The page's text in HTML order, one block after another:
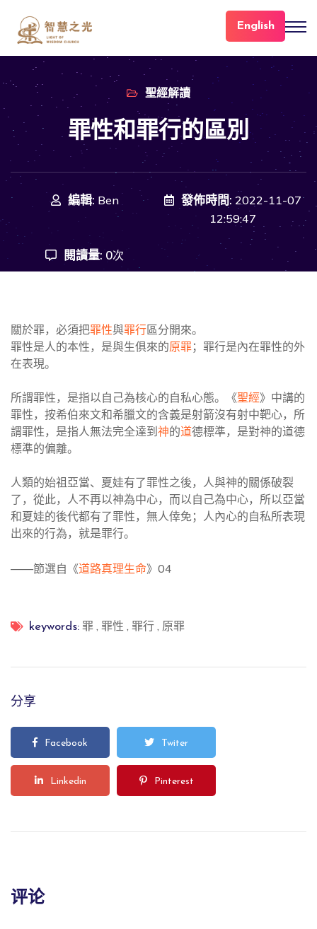
English
聖經解讀
罪性和罪行的區別
編輯: Ben 發佈時間: 2022-11-07
12:59:47
閱讀量: 0次
關於罪，必須把罪性與罪行區分開來。
罪性是人的本性，是與生俱來的原罪；罪行是內在罪性的外
在表現。
所謂罪性，是指以自己為核心的自私心態。《聖經》中講的
罪性，按希伯來文和希臘文的含義是射箭沒有射中靶心，所
謂罪性，是指人無法完全達到 神的道德標準，是對神的道德
標準的偏離。
人類的始祖亞當、夏娃有了罪性之後，人與神的關係破裂
了，從此，人不再以神為中心，而以自己為中心，所以亞當
和夏娃的後代都有了罪性，無人倖免；人內心的自私所表現
出來的行為，就是罪行。
——節選自《道路真理生命》 04
keywords: 罪 , 罪性 , 罪行 , 原罪
分享
Facebook Twiter
Linkedin Pinterest
评论